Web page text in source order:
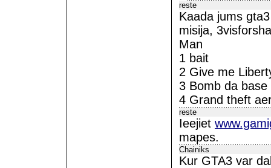
reste
Kaada jums
misija,
Man
1 bait
2 Give me
3 Bomb da base
4 Grand theft
reste
Ieejiet
mapes.
Chainiks
Kur GTA3 var